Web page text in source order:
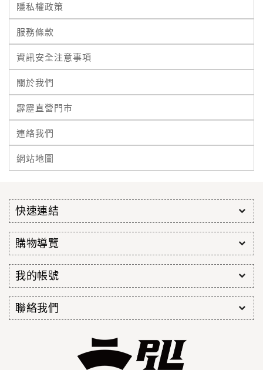
隱私權政策
服務條款
資訊安全注意事項
關於我們
霹靂直營門市
連絡我們
網站地圖
快速連結
購物導覽
我的帳號
聯絡我們